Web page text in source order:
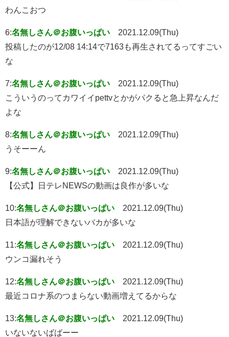
わんこおつ
6:名無しさん＠お腹いっぱい
2021.12.09(Thu)
投稿したのが12/08 14:14で7163も再生されてるってすごい
な
7:名無しさん＠お腹いっぱい
2021.12.09(Thu)
こういうのってカワイイpettvとかがパクると急上昇なんだ
よな
8:名無しさん＠お腹いっぱい
2021.12.09(Thu)
うそーーん
9:名無しさん＠お腹いっぱい
2021.12.09(Thu)
【公式】日テレNEWSの動画は良作が多いな
10:名無しさん＠お腹いっぱい
2021.12.09(Thu)
日本語が理解できないバカが多いな
11:名無しさん＠お腹いっぱい
2021.12.09(Thu)
ウンコ漏れそう
12:名無しさん＠お腹いっぱい
2021.12.09(Thu)
最近コロナ系のつまらない動画増えてるからな
13:名無しさん＠お腹いっぱい
2021.12.09(Thu)
いないないばばーー